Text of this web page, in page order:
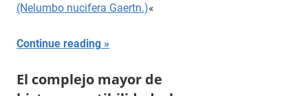
(Nelumbo nucifera Gaertn.)«
Continue reading
El complejo mayor de